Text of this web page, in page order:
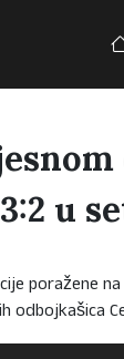
u
poražene
odbojkašica